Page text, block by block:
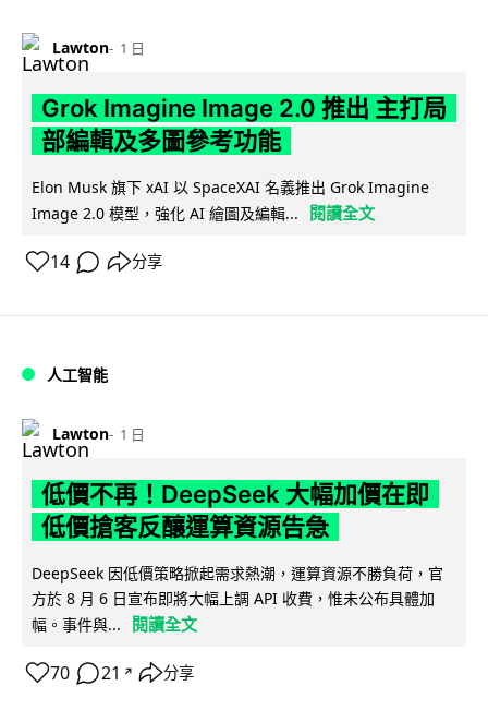
Lawton 1 日
Grok Imagine Image 2.0 推出 主打局
部編輯及多圖參考功能
Elon Musk 旗下 xAI 以 SpaceXAI 名義推出 Grok Imagine
Image 2.0 模型，強化 AI 繪圖及編輯...
閱讀全文
14 分享
人工智能
Lawton 1 日
低價不再！DeepSeek 大幅加價在即
低價搶客反釀運算資源告急
DeepSeek 因低價策略掀起需求熱潮，運算資源不勝負荷，官
方於 8 月 6 日宣布即將大幅上調 API 收費，惟未公布具體加
幅。事件與...
閱讀全文
70 21 ↗ 分享